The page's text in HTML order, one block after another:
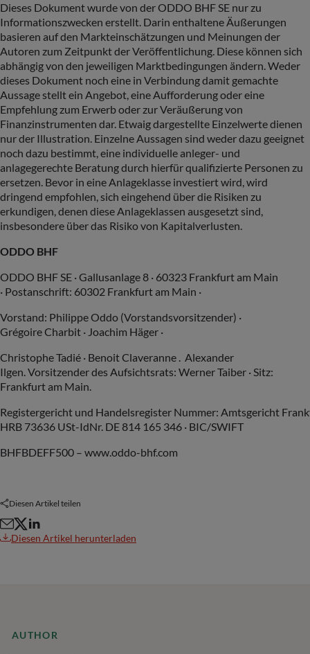
Dieses Dokument wurde von der ODDO BHF SE nur zu
Informationszwecken erstellt. Darin enthaltene Äußerungen
basieren auf den Markteinschätzungen und Meinungen der
Autoren zum Zeitpunkt der Veröffentlichung. Diese können sich
abhängig von den jeweiligen Marktbedingungen ändern. Weder
dieses Dokument noch eine in Verbindung damit gemachte
Aussage stellt ein Angebot, eine Aufforderung oder eine
Empfehlung zum Erwerb oder zur Veräußerung von
Finanzinstrumenten dar. Etwaig dargestellte Einzelwerte dienen
nur der Illustration. Einzelne Aussagen sind weder dazu geeignet
noch dazu bestimmt, eine individuelle anleger- und
anlagegerechte Beratung durch hierfür qualifizierte Personen zu
ersetzen. Bevor in eine Anlageklasse investiert wird, wird
dringend empfohlen, sich eingehend über die Risiken zu
erkundigen, denen diese Anlageklassen ausgesetzt sind,
insbesondere über das Risiko von Kapitalverlusten.
ODDO BHF
ODDO BHF SE · Gallusanlage 8 · 60323 Frankfurt am Main
· Postanschrift: 60302 Frankfurt am Main ·
Vorstand: Philippe Oddo (Vorstandsvorsitzender) ·
Grégoire Charbit · Joachim Häger ·
Christophe Tadié · Benoit Claveranne . Alexander
Ilgen. Vorsitzender des Aufsichtsrats: Werner Taiber · Sitz:
Frankfurt am Main.
Registergericht und Handelsregister Nummer: Amtsgericht
HRB 73636 USt-IdNr. DE 814 165 346 · BIC/SWIFT
BHFBDEFF500 – www.oddo-bhf.com
Diesen Artikel teilen
Diesen Artikel herunterladen
AUTHOR